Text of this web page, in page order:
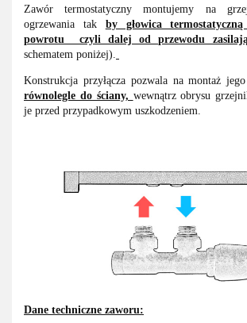
Zawór termostatyczny montujemy na
ogrzewania tak by głowica
powrotu czyli dalej od przewodu
schematem poniżej).
Konstrukcja przyłącza pozwala na montaż
równolegle do ściany, wewnątrz obrysu
je przed przypadkowym uszkodzeniem.
Dane techniczne zaworu: